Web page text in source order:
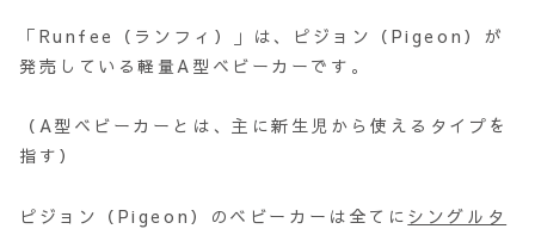
「Runfee（ランフィ）」は、ピジョン（Pigeon）が
発売している軽量A型ベビーカーです。
（A型ベビーカーとは、主に新生児から使えるタイプを
指す）
ピジョン（Pigeon）のベビーカーは全てに シングルタ